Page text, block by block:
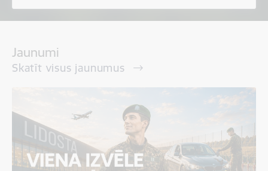
Jaunumi
Skatīt visus jaunumus